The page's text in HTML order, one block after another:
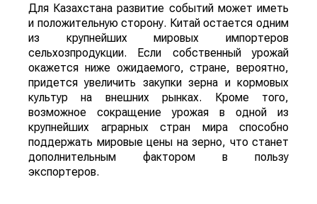
Для Казахстана развитие событий может иметь
и положительную сторону. Китай остается одним
из крупнейших мировых импортеров
сельхозпродукции. Если собственный урожай
окажется ниже ожидаемого, стране, вероятно,
придется увеличить закупки зерна и кормовых
культур на внешних рынках. Кроме того,
возможное сокращение урожая в одной из
крупнейших аграрных стран мира способно
поддержать мировые цены на зерно, что станет
дополнительным фактором в пользу
экспортеров.